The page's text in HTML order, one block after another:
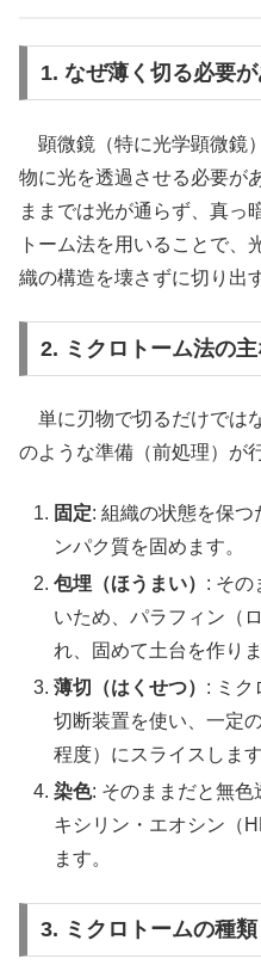
1. なぜ薄く切る必要
顕微鏡（特に光学顕微鏡
物に光を透過させる必要が
ままでは光が通らず、真っ
トーム法を用いることで、
織の構造を壊さずに切り出
2. ミクロトーム法の
単に刃物で切るだけでは
のような準備（前処理）が
固定: 組織の状態を保
ンパク質を固めます。
包埋（ほうまい） : その
いため、パラフィン（
れ、固めて土台を作りま
薄切（はくせつ） : ミク
切断装置を使い、一定
程度）にスライスします
染色: そのままだと無色
キシリン・エオシン（
ます。
3. ミクロトームの種類